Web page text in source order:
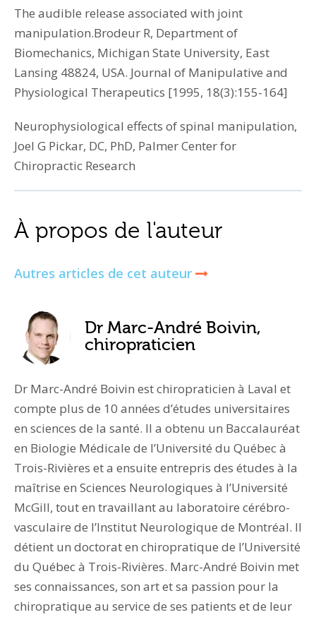
The audible release associated with joint
manipulation.Brodeur R, Department of
Biomechanics, Michigan State University, East
Lansing 48824, USA. Journal of Manipulative and
Physiological Therapeutics [1995, 18(3):155-164]
Neurophysiological effects of spinal manipulation,
Joel G Pickar, DC, PhD, Palmer Center for
Chiropractic Research
À propos de l'auteur
Autres articles de cet auteur
Dr Marc-André Boivin,
chiropraticien
Dr Marc-André Boivin est chiropraticien à Laval et
compte plus de 10 années d’études universitaires
en sciences de la santé. Il a obtenu un Baccalauréat
en Biologie Médicale de l’Université du Québec à
Trois-Rivières et a ensuite entrepris des études à la
maîtrise en Sciences Neurologiques à l’Université
McGill, tout en travaillant au laboratoire cérébro-
vasculaire de l’Institut Neurologique de Montréal. Il
détient un doctorat en chiropratique de l’Université
du Québec à Trois-Rivières. Marc-André Boivin met
ses connaissances, son art et sa passion pour la
chiropratique au service de ses patients et de leur